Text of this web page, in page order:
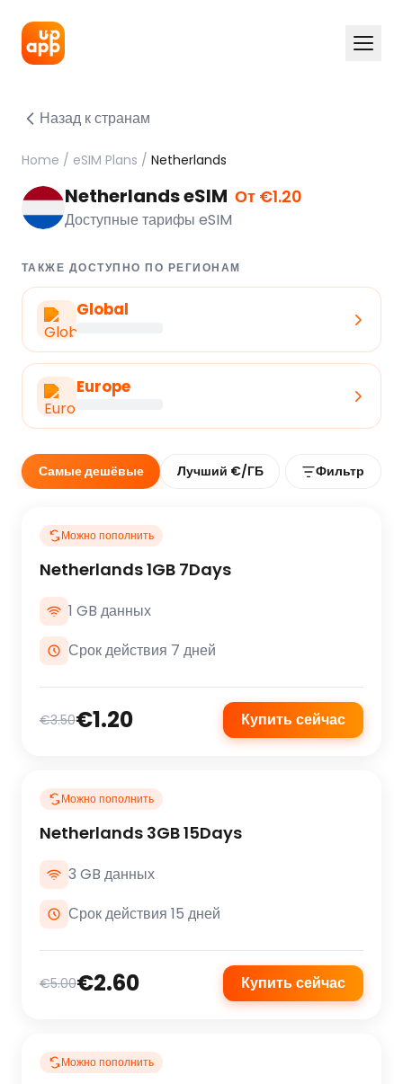
Назад к странам
Home / eSIM Plans / Netherlands
Netherlands eSIM От €1.20
Доступные тарифы eSIM
ТАКЖЕ ДОСТУПНО ПО РЕГИОНАМ
Global
Europe
Самые дешёвые Лучший €/ГБ Фильтр
Можно пополнить
Netherlands 1GB 7Days
1 GB данных
Срок действия 7 дней
€3.50€1.20 Купить сейчас
Можно пополнить
Netherlands 3GB 15Days
3 GB данных
Срок действия 15 дней
€5.00€2.60 Купить сейчас
Можно пополнить